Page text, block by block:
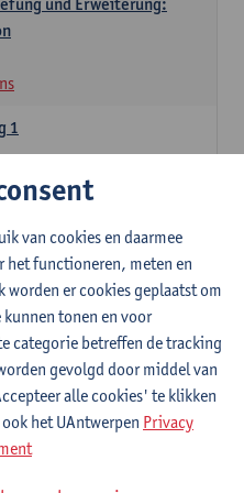
1
Alex Haider
Haider
English Language
van cookies en daarmee
het functioneren, meten en
worden er cookies geplaatst om
tonen en voor
categorie betreffen de tracking
gevolgd door middel van
alle cookies' te klikken
het UAntwerpen Privacy